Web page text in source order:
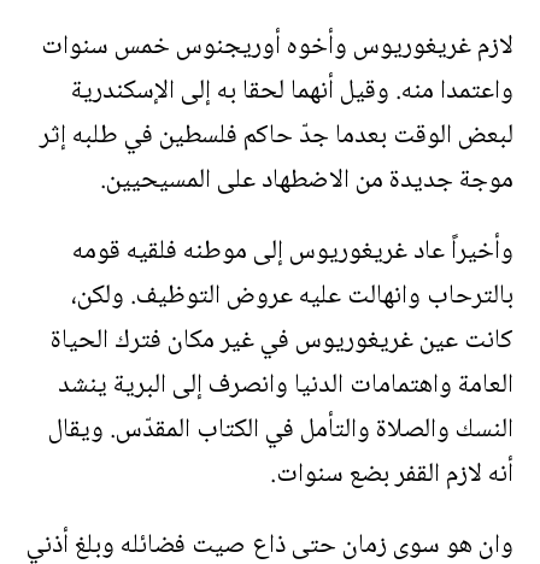
لازم غريغوريوس وأخوه أوريجنوس خمس سنوات
واعتمدا منه. وقيل أنهما لحقا به إلى الإسكندرية
لبعض الوقت بعدما جدّ حاكم فلسطين في طلبه إثر
موجة جديدة من الاضطهاد على المسيحيين.
وأخيراً عاد غريغوريوس إلى موطنه فلقيه قومه
بالترحاب وانهالت عليه عروض التوظيف. ولكن،
كانت عين غريغوريوس في غير مكان فترك الحياة
العامة واهتمامات الدنيا وانصرف إلى البرية ينشد
النسك والصلاة والتأمل في الكتاب المقدّس. ويقال
أنه لازم القفر بضع سنوات.
وان هو سوى زمان حتى ذاع صيت فضائله وبلغ أذني